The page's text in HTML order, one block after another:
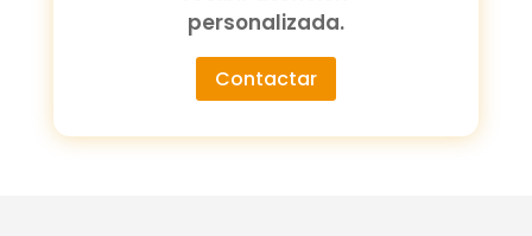
personalizada.
Contactar